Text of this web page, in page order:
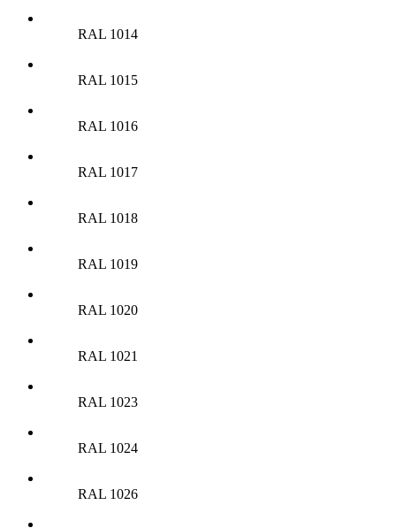
RAL 1014
RAL 1015
RAL 1016
RAL 1017
RAL 1018
RAL 1019
RAL 1020
RAL 1021
RAL 1023
RAL 1024
RAL 1026